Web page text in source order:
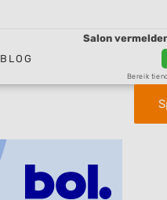
BLOG
Salon
Bereik